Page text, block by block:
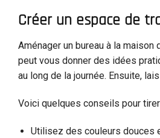
Créer un espace de
Aménager un bureau à la
peut vous donner des idées
au long de la journée. Ensuite,
Voici quelques conseils pour
Utilisez des couleurs douces